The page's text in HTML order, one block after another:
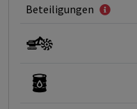
Beteiligungen